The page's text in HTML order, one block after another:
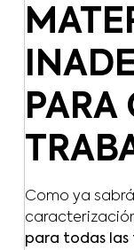
PARA
Como ya
para todas las